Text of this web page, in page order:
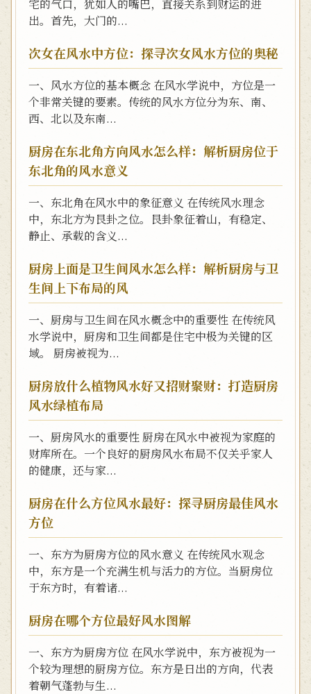
宅的气口，犹如人的嘴巴，直接关系到财运的进
出。首先，大门的...
次女在风水中方位：探寻次女风水方位的奥秘
一、风水方位的基本概念 在风水学说中，方位是一
个非常关键的要素。传统的风水方位分为东、南、
西、北以及东南...
厨房在东北角方向风水怎么样：解析厨房位于
东北角的风水意义
一、东北角在风水中的象征意义 在传统风水理念
中，东北方为艮卦之位。艮卦象征着山，有稳定、
静止、承载的含义...
厨房上面是卫生间风水怎么样：解析厨房与卫
生间上下布局的风
一、厨房与卫生间在风水概念中的重要性 在传统风
水学说中，厨房和卫生间都是住宅中极为关键的区
域。 厨房被视为...
厨房放什么植物风水好又招财聚财：打造厨房
风水绿植布局
一、厨房风水的重要性 厨房在风水中被视为家庭的
财库所在。一个良好的厨房风水布局不仅关乎家人
的健康，还与家...
厨房在什么方位风水最好：探寻厨房最佳风水
方位
一、东方为厨房方位的风水意义 在传统风水观念
中，东方是一个充满生机与活力的方位。当厨房位
于东方时，有着诸...
厨房在哪个方位最好风水图解
一、东方为厨房方位 在风水学说中，东方被视为一
个较为理想的厨房方位。东方是日出的方向，代表
着朝气蓬勃与生...